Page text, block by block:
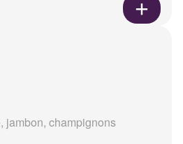
jambon, champignons